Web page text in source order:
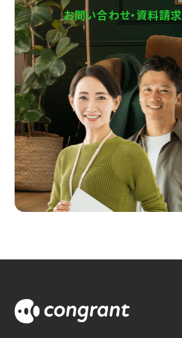
お問い合わせ・資料請求